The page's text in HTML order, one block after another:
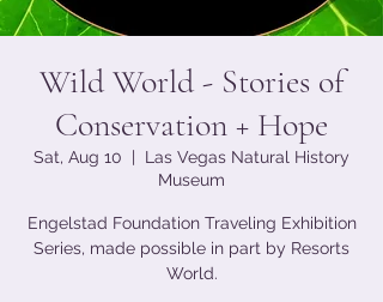
Wild World - Stories of
Conservation + Hope
Sat, Aug 10
  |
Las Vegas Natural History
Museum
Engelstad Foundation Traveling Exhibition
Series, made possible in part by Resorts
World.